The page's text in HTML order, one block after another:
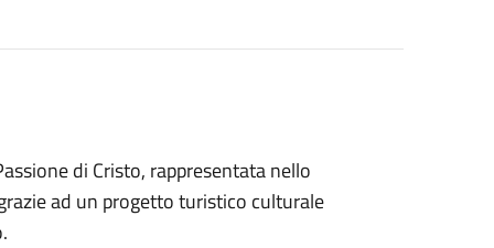
di Cristo, rappresentata nello
ad un progetto turistico culturale